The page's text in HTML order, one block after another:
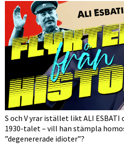
S och V yrar istället likt ALI
1930-talet – vill han stämpla
”degenererade idioter”?